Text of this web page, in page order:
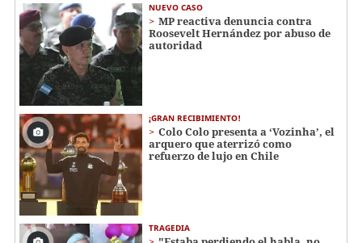
NUEVO CASO
MP reactiva denuncia contra
Roosevelt Hernández por abuso de
autoridad
¡GRAN RECIBIMIENTO!
Colo Colo presenta a ‘Vozinha’, el
arquero que aterrizó como
refuerzo de lujo en Chile
TRAGEDIA